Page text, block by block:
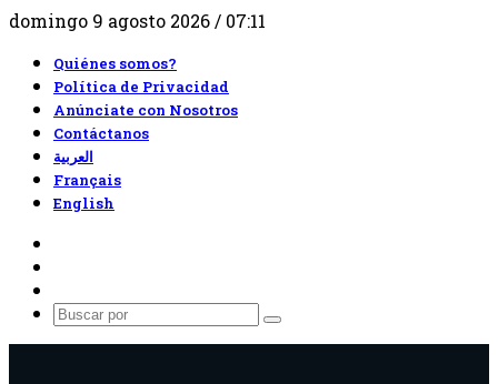
domingo 9 agosto 2026 / 07:11
Quiénes somos?
Política de Privacidad
Anúnciate con Nosotros
Contáctanos
العربية
Français
English
Buscar
por